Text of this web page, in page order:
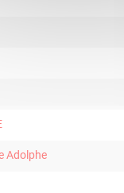
Adolphe